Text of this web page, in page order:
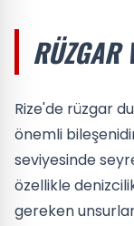
RÜZGAR
Rize'de rüzgar
önemli
seviyesinde
özellikle
gereken